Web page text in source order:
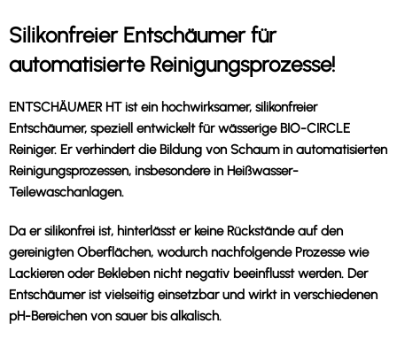
Silikonfreier Entschäumer für
automatisierte Reinigungsprozesse!
ENTSCHÄUMER HT ist ein hochwirksamer, silikonfreier
Entschäumer, speziell entwickelt für wässerige BIO-CIRCLE
Reiniger. Er verhindert die Bildung von Schaum in automatisierten
Reinigungsprozessen, insbesondere in Heißwasser-
Teilewaschanlagen.
Da er silikonfrei ist, hinterlässt er keine Rückstände auf den
gereinigten Oberflächen, wodurch nachfolgende Prozesse wie
Lackieren oder Bekleben nicht negativ beeinflusst werden. Der
Entschäumer ist vielseitig einsetzbar und wirkt in verschiedenen
pH-Bereichen von sauer bis alkalisch.